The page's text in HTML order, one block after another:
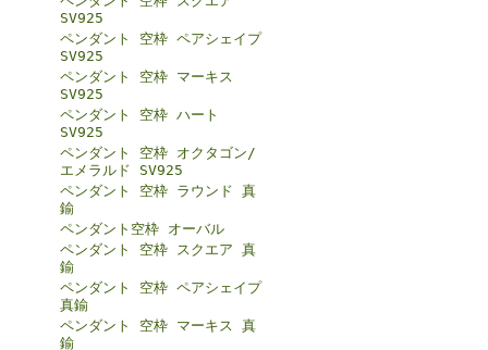
SV925
ペンダント 空枠 ペアシェイプ
SV925
ペンダント 空枠 マーキス
SV925
ペンダント 空枠 ハート
SV925
ペンダント 空枠 オクタゴン/
エメラルド SV925
ペンダント 空枠 ラウンド 真
鍮
ペンダント空枠 オーバル
ペンダント 空枠 スクエア 真
鍮
ペンダント 空枠 ペアシェイプ
真鍮
ペンダント 空枠 マーキス 真
鍮